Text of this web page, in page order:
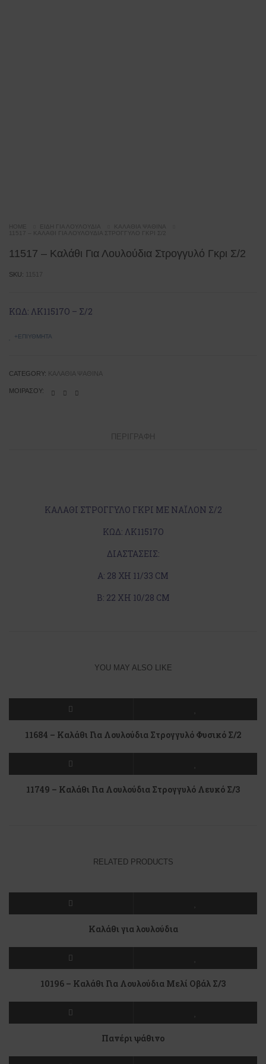
HOME ΕΊΔΗ ΓΙΑ ΛΟΥΛΟΎΔΙΑ
ΚΑΛΆΘΙΑ ΨΆΘΙΝΑ
11517 – KΑΛΆΘΙ ΓΙΑ ΛΟΥΛΟΎΔΙΑ ΣΤΡΟΓΓΥΛΌ ΓΚΡΙ Σ/2
11517 – Kαλάθι Για Λουλούδια Στρογγυλό Γκρι Σ/2
SKU: 11517
ΚΩΔ: ΛΚ11517Ο – Σ/2
+ΕΠΙΥΘΜΗΤΆ
CATEGORY: ΚΑΛΆΘΙΑ ΨΆΘΙΝΑ
ΜΟΙΡΆΣΟΥ:
ΠΕΡΙΓΡΑΦΉ
ΚΑΛΑΘΙ ΣΤΡΟΓΓΥΛΟ ΓΚΡΙ ΜΕ ΝΑΪΛΟΝ Σ/2
ΚΩΔ: ΛΚ11517Ο
ΔΙΑΣΤΑΣΕΙΣ:
Α: 28 ΧΗ 11/33 CM
Β: 22 XH 10/28 CM
YOU MAY ALSO LIKE
11684 – Kαλάθι Για Λουλούδια Στρογγυλό Φυσικό Σ/2
11749 – Καλάθι Για Λουλούδια Στρογγυλό Λευκό Σ/3
RELATED PRODUCTS
Καλάθι για λουλούδια
10196 – Καλάθι Για Λουλούδια Μελί Οβάλ Σ/3
Πανέρι ψάθινο